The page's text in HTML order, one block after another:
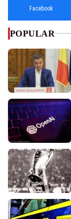
Facebook
POPULAR